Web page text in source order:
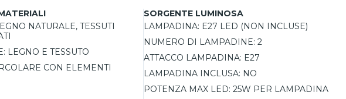
per l’ambiente. Il grado di protezione IP20 lo rende adatto
NATURALE, TESSUTI
LEGNO E TESSUTO
CON ELEMENTI
SORGENTE LUMINOSA
LAMPADINA: E27 LED (NON INCLUSE)
NUMERO DI LAMPADINE: 2
ATTACCO LAMPADINA: E27
LAMPADINA INCLUSA: NO
POTENZA MAX LED: 25W PER LAMPADINA